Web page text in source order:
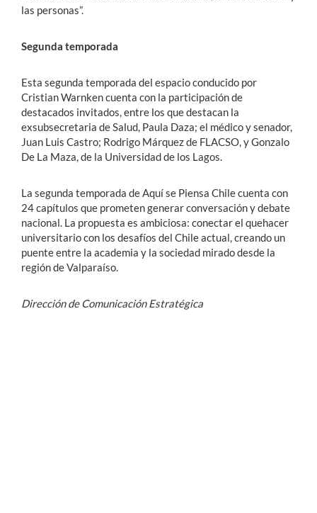
las personas”.
Segunda temporada
Esta segunda temporada del espacio conducido por
Cristian Warnken cuenta con la participación de
destacados invitados, entre los que destacan la
exsubsecretaria de Salud, Paula Daza; el médico y senador,
Juan Luis Castro; Rodrigo Márquez de FLACSO, y Gonzalo
De La Maza, de la Universidad de los Lagos.
La segunda temporada de Aquí se Piensa Chile cuenta con
24 capítulos que prometen generar conversación y debate
nacional. La propuesta es ambiciosa: conectar el quehacer
universitario con los desafíos del Chile actual, creando un
puente entre la academia y la sociedad mirado desde la
región de Valparaíso.
Dirección de Comunicación Estratégica